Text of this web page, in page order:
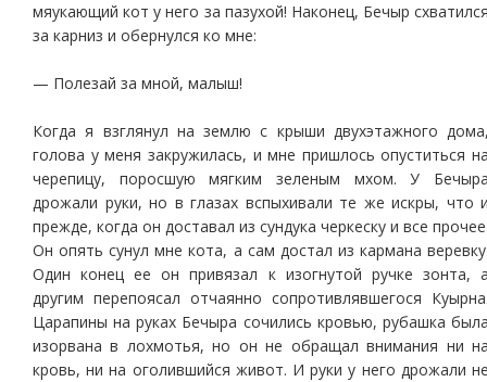
мяукающий кот у него за пазухой! Наконец, Бечыр
за карниз и обернулся ко мне:
— Полезай за мной, малыш!
Когда я взглянул на землю с крыши двухэтажного
голова у меня закружилась, и мне пришлось опуститься
черепицу, поросшую мягким зеленым мхом. У
дрожали руки, но в глазах вспыхивали те же искры, что
прежде, когда он доставал из сундука черкеску и все
Он опять сунул мне кота, а сам достал из кармана
Один конец ее он привязал к изогнутой ручке зонта,
другим перепоясал отчаянно сопротивлявшегося
Царапины на руках Бечыра сочились кровью, рубашка
изорвана в лохмотья, но он не обращал внимания ни
кровь, ни на оголившийся живот. И руки у него дрожали